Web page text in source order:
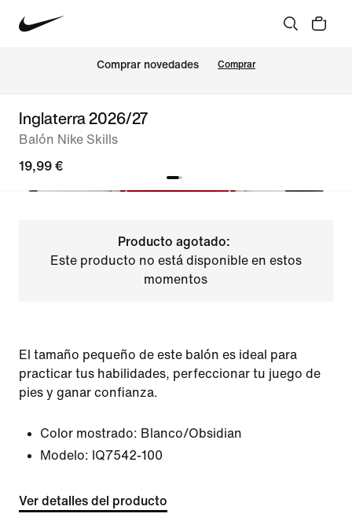
Comprar novedades Comprar
Inglaterra 2026/27
Balón Nike Skills
19,99 €
Producto agotado:
Este producto no está disponible en estos
momentos
El tamaño pequeño de este balón es ideal para
practicar tus habilidades, perfeccionar tu juego de
pies y ganar confianza.
Color mostrado: Blanco/Obsidian
Modelo: IQ7542-100
Ver detalles del producto